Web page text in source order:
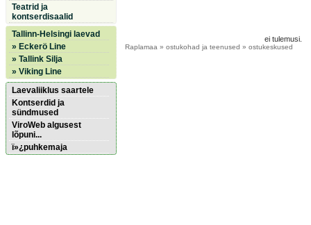
Teatrid ja
kontserdisaalid
Tallinn-Helsingi laevad
» Eckerö Line
» Tallink Silja
» Viking Line
Laevaliiklus saartele
Kontserdid ja
sündmused
ViroWeb algusest
lõpuni...
ï»¿puhkemaja
ei tulemusi.
Raplamaa » ostukohad ja teenused » ostukeskused